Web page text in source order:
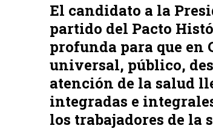
El candidato a la
partido del Pacto
profunda para que en
universal, público,
atención de la salud
integradas e
los trabajadores de la